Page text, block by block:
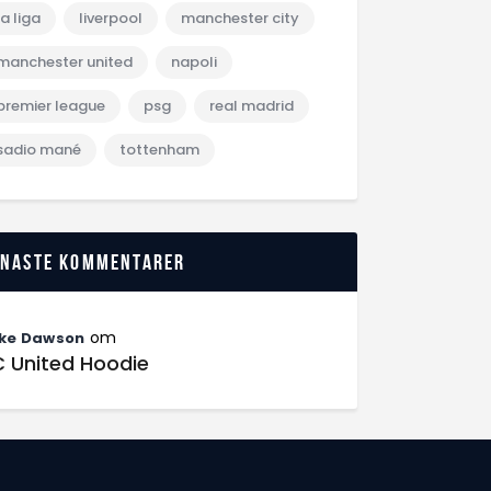
liga liverpool manchester city
united napoli
league psg real madrid
mané tottenham
kommentarer
Dawson om
United Hoodie